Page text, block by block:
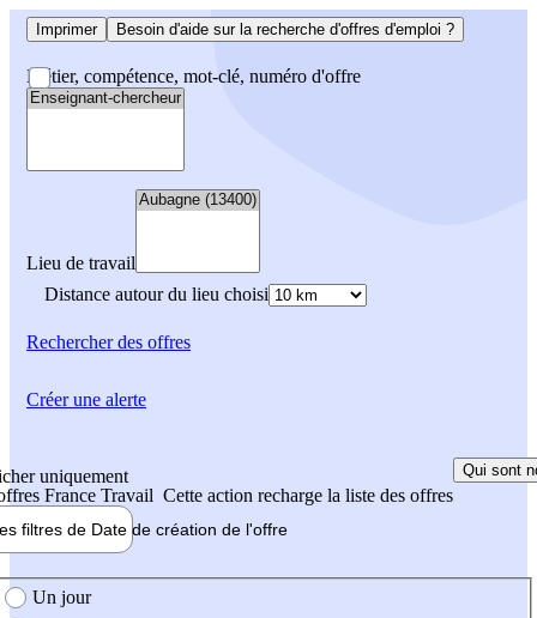
Imprimer Besoin d'aide sur la recherche d'offres d'emploi ?
Métier, compétence, mot-clé, numéro d'offre
Lieu de travail
Distance autour du lieu choisi
Rechercherdes offres
uniquement
France Travail Cette action recharge la liste des offres
Qui sont
filtres de Date de création de l'offre
création de l'offre
Un jour
Créer une alerte